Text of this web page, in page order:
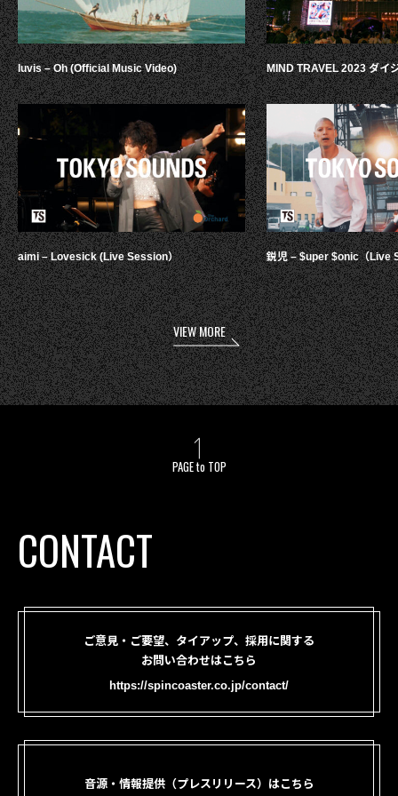
luvis – Oh (Official Music Video)
aimi – Lovesick (Live Session）
MIND TRAVEL 2023 ダイ
鋭児 – $uper $onic（Live
VIEW MORE
PAGE to TOP
CONTACT
ご意見・ご要望、タイアップ、採用に関する
お問い合わせはこちら
https://spincoaster.co.jp/contact/
音源・情報提供（プレスリリース）はこちら